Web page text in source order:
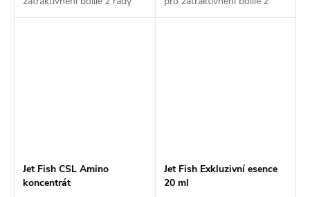
Speciál Amur.
řady Premium Classic. Lze je
Jet Fish CSL Amino
koncentrát
Jet Fish Exkluzivní esence
20 ml